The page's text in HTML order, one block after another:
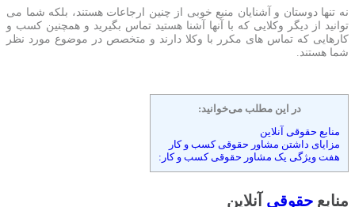
نه تنها دوستان و آشنایان منبع خوبی از چنین ارجاعات هستند، بلکه شما می
توانید از دیگر وکلایی که با آنها آشنا هستید تماس بگیرید و همچنین کسب و
کارهایی که تماس های مکرر با وکلا دارند و متخصص در موضوع مورد نظر
شما هستند.
در این مطلب می‌خوانید:
منابع حقوقی آنلاین
مزایای داشتن مشاور حقوقی کسب و کار
هفت ویژگی یک مشاور حقوقی کسب و کار:
منابع حقوقی آنلاین